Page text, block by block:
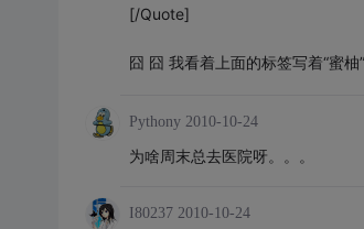
[/Quote]
囧 囧 我看着上面的标签写着“蜜
Pythony 2010-10-24
为啥周末总去医院呀。。。
I80237 2010-10-24